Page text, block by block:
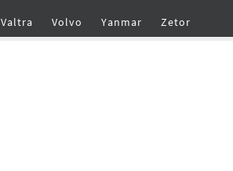
Valtra Volvo Yanmar Zetor